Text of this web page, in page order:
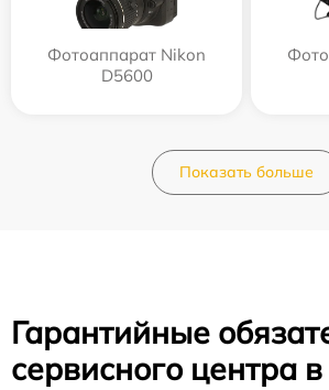
Фотоаппарат Nikon
D5600
Показать больше
Гарантийные
сервисного центра